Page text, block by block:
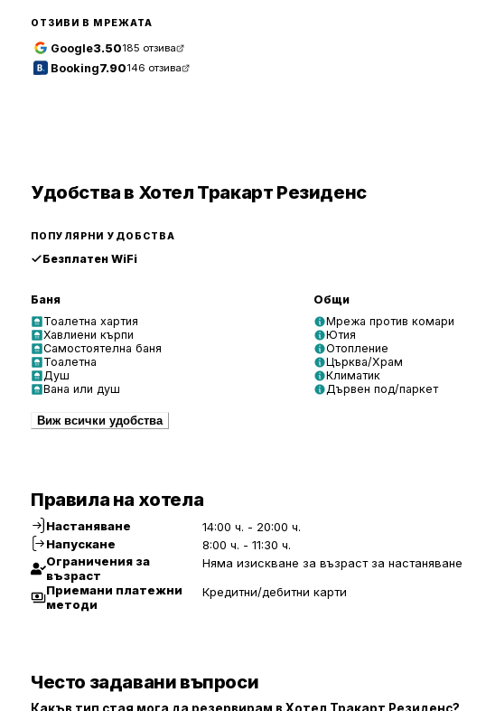
ОТЗИВИ В МРЕЖАТА
Google3.50185 отзива
Booking7.90146 отзива
Удобства в Хотел Тракарт Резиденс
ПОПУЛЯРНИ УДОБСТВА
Безплатен WiFi
Баня
Тоалетна хартия
Хавлиени кърпи
Самостоятелна баня
Тоалетна
Душ
Вана или душ
Общи
Мрежа против комари
Ютия
Отопление
Църква/Храм
Климатик
Дървен под/паркет
Виж всички удобства
Правила на хотела
Настаняване
14:00 ч. - 20:00 ч.
Напускане
8:00 ч. - 11:30 ч.
Ограничения за
възраст
Няма изискване за възраст за настаняване
Приемани платежни
методи
Кредитни/дебитни карти
Често задавани въпроси